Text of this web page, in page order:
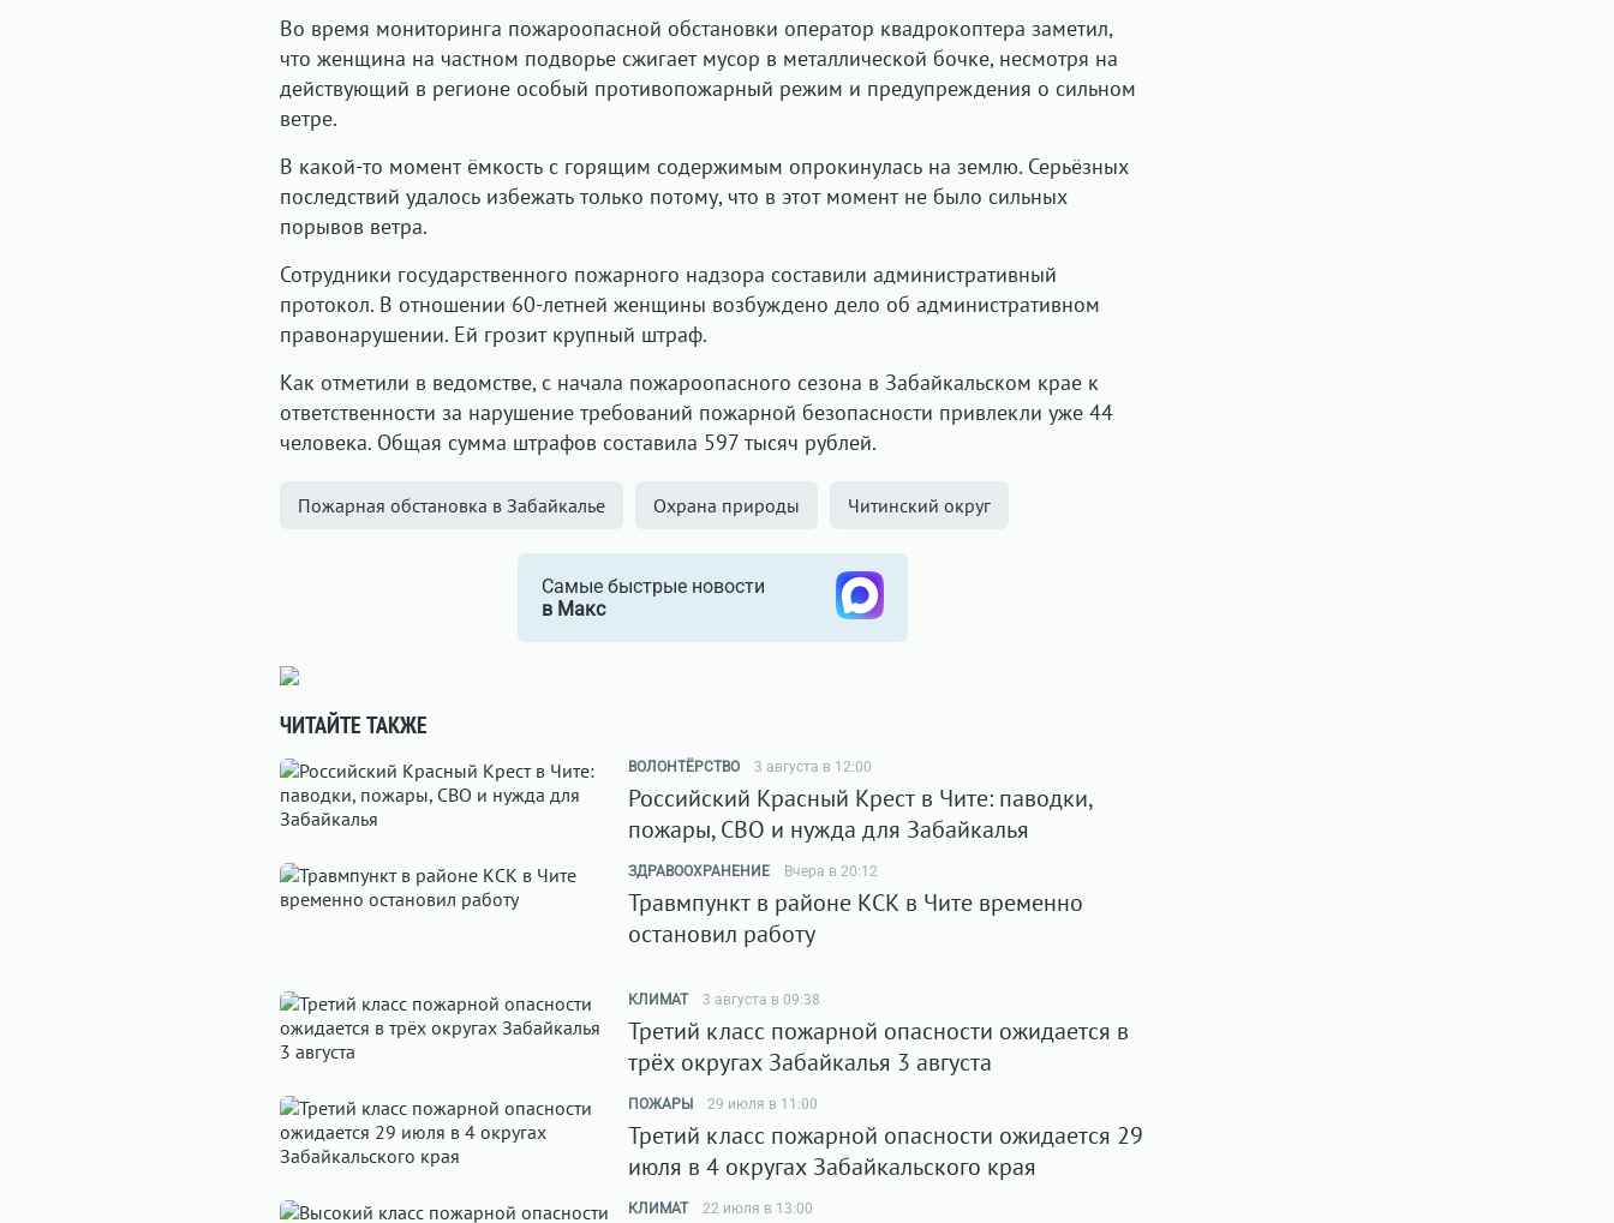
Во время мониторинга пожароопасной обстановки оператор квадрокоптера заметил,
что женщина на частном подворье сжигает мусор в металлической бочке, несмотря на
действующий в регионе особый противопожарный режим и предупреждения о сильном
ветре.
В какой-то момент ёмкость с горящим содержимым опрокинулась на землю. Серьёзных
последствий удалось избежать только потому, что в этот момент не было сильных
порывов ветра.
Сотрудники государственного пожарного надзора составили административный
протокол. В отношении 60-летней женщины возбуждено дело об административном
правонарушении. Ей грозит крупный штраф.
Как отметили в ведомстве, с начала пожароопасного сезона в Забайкальском крае к
ответственности за нарушение требований пожарной безопасности привлекли уже 44
человека. Общая сумма штрафов составила 597 тысяч рублей.
Пожарная обстановка в Забайкалье Охрана природы Читинский округ
Самые быстрые новости
в Макс
ЧИТАЙТЕ ТАКЖЕ
ВОЛОНТЁРСТВО 3 августа в 12:00
Российский Красный Крест в Чите: паводки,
пожары, СВО и нужда для Забайкалья
ЗДРАВООХРАНЕНИЕ Вчера в 20:12
Травмпункт в районе КСК в Чите временно
остановил работу
КЛИМАТ 3 августа в 09:38
Третий класс пожарной опасности ожидается в
трёх округах Забайкалья 3 августа
ПОЖАРЫ 29 июля в 11:00
Третий класс пожарной опасности ожидается 29
июля в 4 округах Забайкальского края
КЛИМАТ 22 июля в 13:00